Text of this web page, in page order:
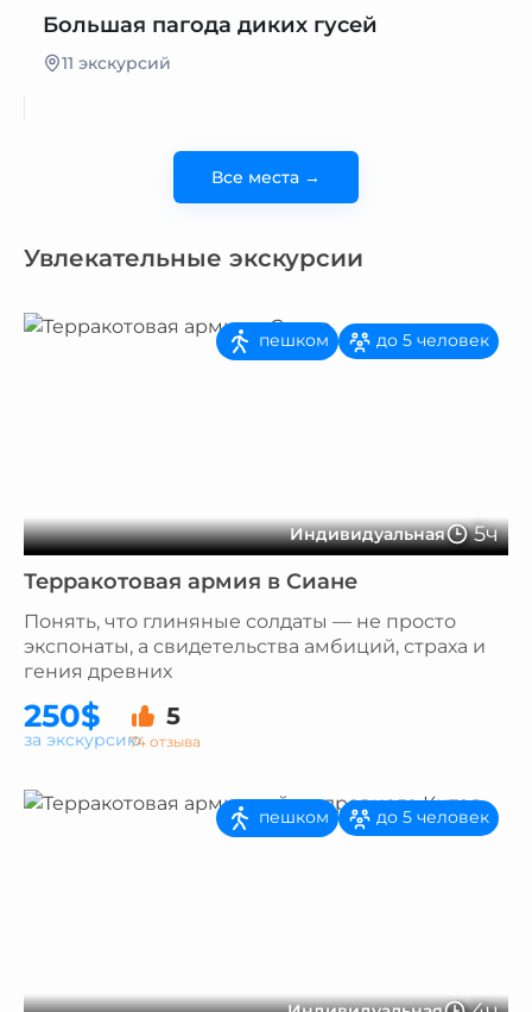
Большая пагода диких гусей
11 экскурсий
Все места →
Увлекательные экскурсии
Индивидуальная 5ч
пешком до 5 человек
Терракотовая армия в Сиане
Понять, что глиняные солдаты — не просто
экспонаты, а свидетельства амбиций, страха и
гения древних
250$ 5
74 отзыва
за экскурсию
пешком до 5 человек